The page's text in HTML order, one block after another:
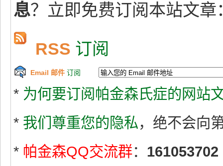
息？立即免费订阅本站文章
RSS 订阅
Email 邮件 订阅
* 为何要订阅帕金森氏症的网站
* 我们尊重您的隐私，绝不会向
* 帕金森QQ交流群： 161053702